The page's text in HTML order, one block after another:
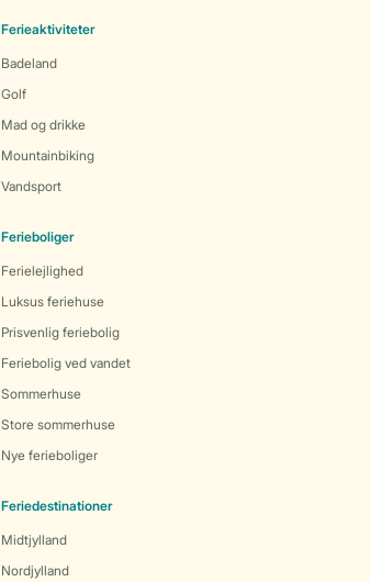
Ferieaktiviteter
Badeland
Golf
Mad og drikke
Mountainbiking
Vandsport
Ferieboliger
Ferielejlighed
Luksus feriehuse
Prisvenlig feriebolig
Feriebolig ved vandet
Sommerhuse
Store sommerhuse
Nye ferieboliger
Feriedestinationer
Midtjylland
Nordjylland